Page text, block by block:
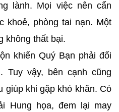
lành. Mọi việc nên cẩn
khoẻ, phòng tai nạn. Một
không thất bại.
khiến Quý Bạn phải đối
Tuy vậy, bên cạnh cũng
giúp khi gặp khó khăn. Có
Hung họa, đem lại may